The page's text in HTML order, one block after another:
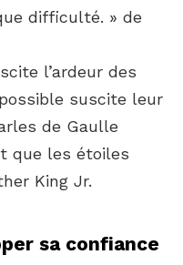
difficulté. » de
l’ardeur des
suscite leur
de Gaulle
que les étoiles
King Jr.
sa confiance